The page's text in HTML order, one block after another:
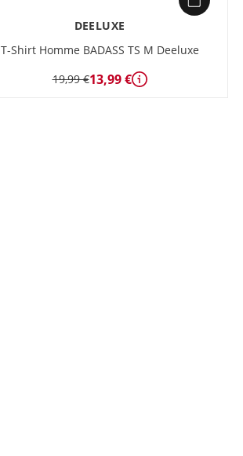
DEELUXE
T-Shirt Homme BADASS TS M Deeluxe
19,99 €13,99 € Détails